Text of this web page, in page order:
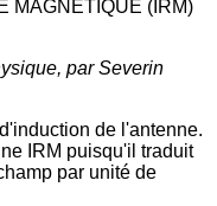
MAGNÉTIQUE (IRM)
par Severin
de l'antenne.
IRM puisqu'il traduit
par unité de